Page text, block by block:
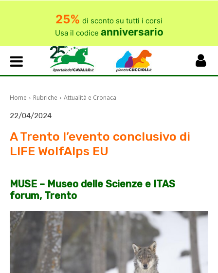
25% di sconto su tutti i corsi
Usa il codice anniversario
Home Rubriche Attualità e Cronaca
22/04/2024
A Trento l’evento conclusivo di
LIFE WolfAlps EU
MUSE – Museo delle Scienze e ITAS
forum, Trento